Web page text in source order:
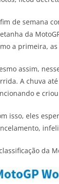
t
s
p
e
g
r
m
de semana
da
a primeira,
assim,
A chuva
e
isso, eles
da